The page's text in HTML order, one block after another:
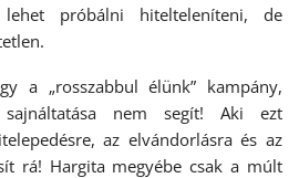
próbálni hitelteleníteni, de
a „rosszabbul élünk” kampány,
sajnáltatása nem segít! Aki ezt
az elvándorlásra és az
rá! Hargita megyébe csak a múlt